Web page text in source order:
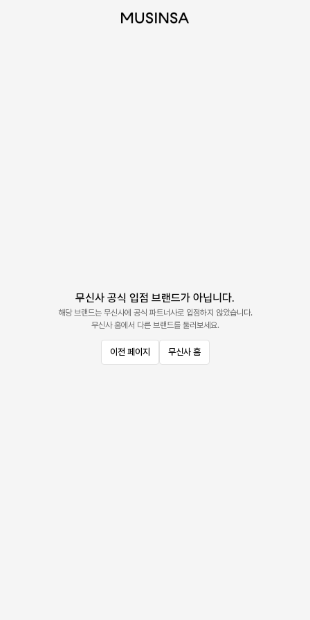
무신사 공식 입점 브랜드가 아닙니다.
해당 브랜드는 무신사에 공식 파트너사로 입점하지 않았습니다.
무신사 홈에서 다른 브랜드를 둘러보세요.
이전 페이지 무신사 홈